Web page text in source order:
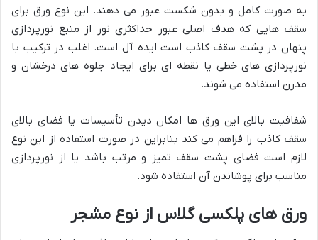
به صورت کامل و بدون شکست عبور می دهند. این نوع ورق برای
سقف هایی که هدف اصلی عبور حداکثری نور از منبع نورپردازی
پنهان در پشت سقف کاذب است ایده آل است. اغلب در ترکیب با
نورپردازی های خطی یا نقطه ای برای ایجاد جلوه های درخشان و
مدرن استفاده می شوند.
شفافیت بالای این ورق ها امکان دیدن تأسیسات یا فضای بالای
سقف کاذب را فراهم می کند بنابراین در صورت استفاده از این نوع
لازم است فضای پشت سقف تمیز و مرتب باشد یا از نورپردازی
مناسب برای پوشاندن آن استفاده شود.
ورق های پلکسی گلاس از نوع مشجر